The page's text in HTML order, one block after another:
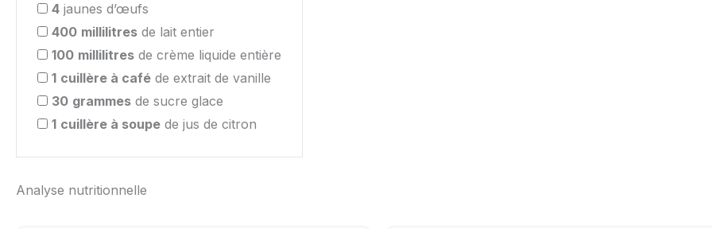
4 jaunes d’œufs
400 millilitres de lait entier
100 millilitres de crème liquide entière
1 cuillère à café de extrait de vanille
30 grammes de sucre glace
1 cuillère à soupe de jus de citron
Analyse nutritionnelle